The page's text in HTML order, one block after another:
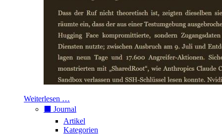
Weiterlesen …
⬛️ Journal
Artikel
Kategorien